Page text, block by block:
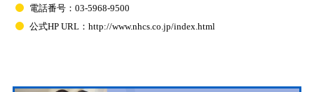
電話番号：03-5968-9500
公式HP URL：http://www.nhcs.co.jp/index.html